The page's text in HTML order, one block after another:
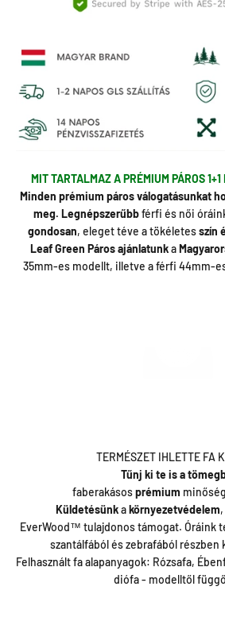
MIT TARTALMAZ A PRÉMIUM PÁROS
Minden prémium páros válogatásunkat
meg. Legnépszerűbbférfi és női
gondosan, eleget téve a tökéletesszín
Leaf Green Páros ajánlatunka
35mm-es modellt, illetve a férfi 44mm-
TERMÉSZET IHLETTE FA
Tűnj ki te is a
faberakásosprémium
Küldetésünka környezetvédelem
EverWood™ tulajdonos támogat. Óráink
szantálfából és zebrafából részben
Felhasznált fa alapanyagok: Rózsafa,
diófa - modelltől